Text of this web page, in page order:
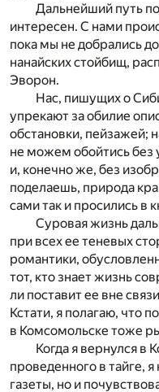
Дальнейший путь
интересен. С нами
пока мы не добрались
нанайских стойбищ,
Эворон.
Нас, пишущих о
упрекают за обилие
обстановки, пейзажей;
не можем обойтись без
и, конечно же, без
поделаешь, природа
сами так и просились в
Суровая жизнь
при всех ее теневых
романтики,
тот, кто знает жизнь
ли поставит ее вне
Кстати, я полагаю, что
в Комсомольске тоже
Когда я вернулся в
проведенного в тайге,
газеты, но и